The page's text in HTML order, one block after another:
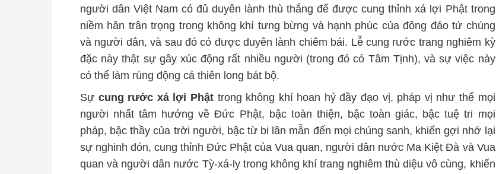
người dân Việt Nam có đủ duyên lành thù thắng để được cung thỉnh xá lợi Phật trong
niềm hân trân trọng trong không khí tưng bừng và hạnh phúc của đông đảo tứ chúng
và người dân, và sau đó có được duyên lành chiêm bái. Lễ cung rước trang nghiêm kỳ
đặc này thật sự gây xúc động rất nhiều người (trong đó có Tâm Tịnh), và sự việc này
có thể làm rúng động cả thiên long bát bộ.
Sự cung rước xá lợi Phật trong không khí hoan hỷ đầy đạo vị, pháp vị như thể mọi
người nhất tâm hướng về Đức Phật, bậc toàn thiện, bậc toàn giác, bậc tuệ tri mọi
pháp, bậc thầy của trời người, bậc từ bi lân mẫn đến mọi chúng sanh, khiến gợi nhớ lại
sự nghinh đón, cung thỉnh Đức Phật của Vua quan, người dân nước Ma Kiệt Đà và Vua
quan và người dân nước Tỳ-xá-ly trong không khí trang nghiêm thù diệu vô cùng, khiến